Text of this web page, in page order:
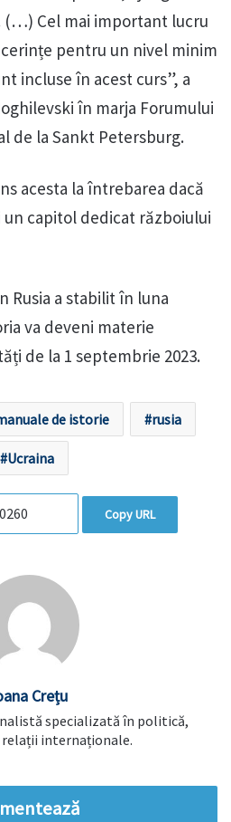
(…) Cel mai important lucru
pentru un nivel minim
incluse în acest curs”, a
în marja Forumului
de la Sankt Petersburg.
acesta la întrebarea dacă
un capitol dedicat războiului
Rusia a stabilit în luna
va deveni materie
de la 1 septembrie 2023.
de istorie rusia
Ucraina
Copy URL
Crețu
specializată în politică,
relații internaționale.